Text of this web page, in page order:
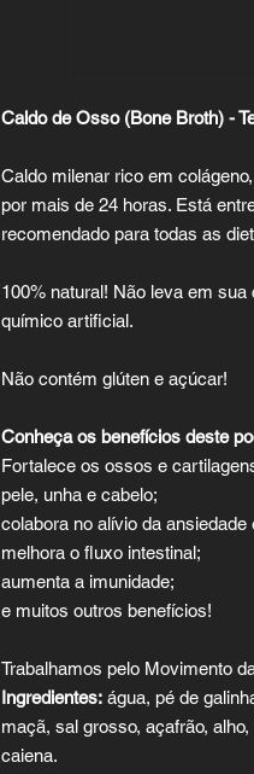
Caldo de Osso (Bone Broth) -
Caldo milenar rico em
por mais de 24 horas. Está
recomendado para todas as
100% natural! Não leva em
químico artificial.
Não contém glúten e açúcar!
Conheça os benefícios deste
Fortalece os ossos e
pele, unha e cabelo;
colabora no alívio da ansiedade
melhora o fluxo intestinal;
aumenta a imunidade;
e muitos outros benefícios!
Trabalhamos pelo Movimento
Ingredientes: água, pé de
maçã, sal grosso, açafrão,
caiena.